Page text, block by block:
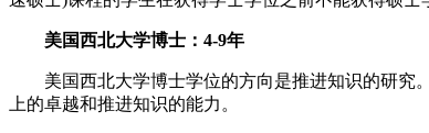
美国西北大学博士：4-9年
美国西北大学博士学位的方向是推进知识的研究。
上的卓越和推进知识的能力。